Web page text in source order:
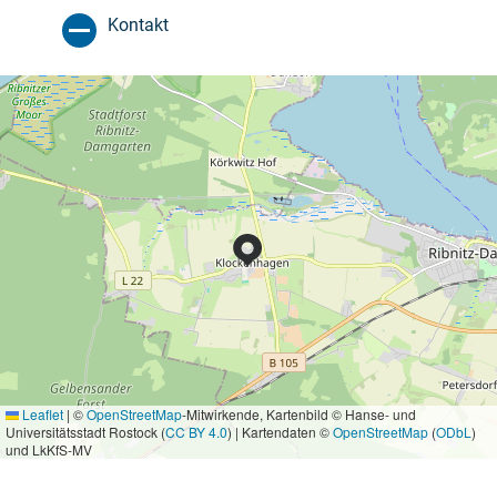
Kontakt
Leaflet | ©OpenStreetMap-Mitwirkende, Kartenbild © Hanse- und
Universitätsstadt Rostock (CC BY 4.0) | Kartendaten ©OpenStreetMap (ODbL )
und LkKfS-MV